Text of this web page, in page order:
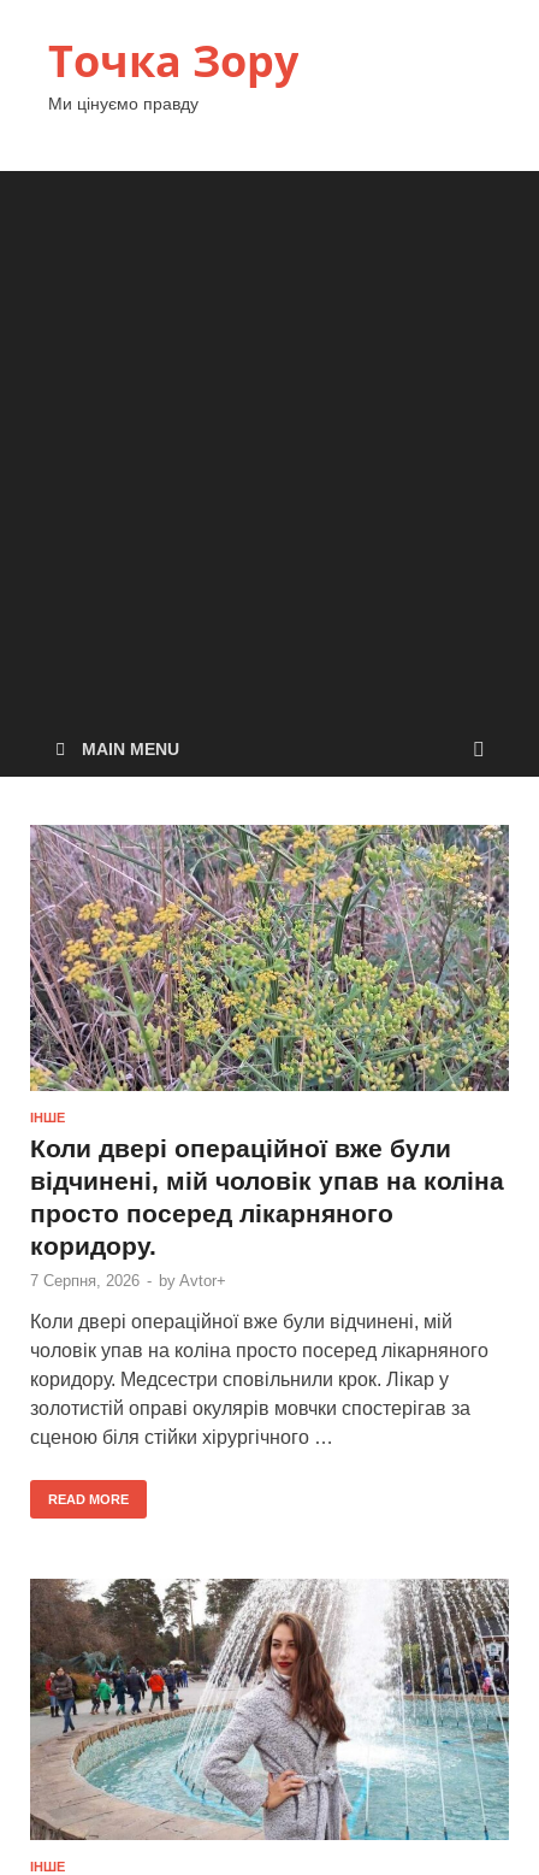
Точка Зору
Ми цінуємо правду
MAIN MENU
ІНШЕ
Коли двері операційної вже були
відчинені, мій чоловік упав на коліна
просто посеред лікарняного
коридору.
7 Серпня, 2026 - by Avtor+
Коли двері операційної вже були відчинені, мій
чоловік упав на коліна просто посеред лікарняного
коридору. Медсестри сповільнили крок. Лікар у
золотистій оправі окулярів мовчки спостерігав за
сценою біля стійки хірургічного …
READ MORE
ІНШЕ